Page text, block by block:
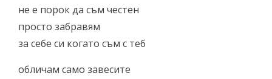
не е порок да съм честен
просто забравям
за себе си когато съм с теб
обличам само завесите